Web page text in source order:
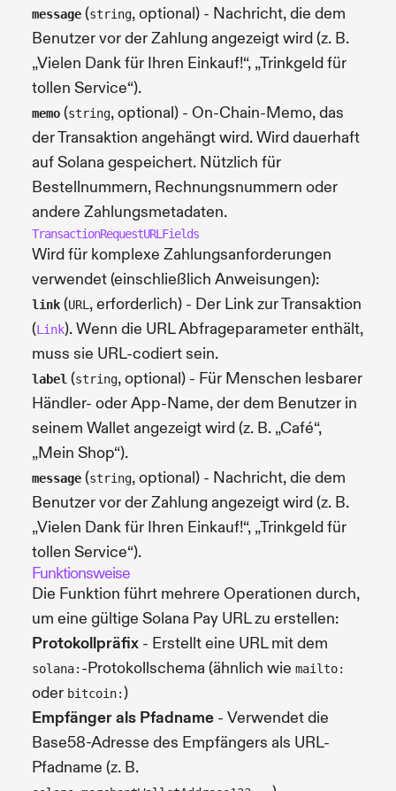
message (string, optional) - Nachricht, die dem
Benutzer vor der Zahlung angezeigt wird (z. B.
„Vielen Dank für Ihren Einkauf!“, „Trinkgeld für
tollen Service“).
memo (string, optional) - On-Chain-Memo, das
der Transaktion angehängt wird. Wird dauerhaft
auf Solana gespeichert. Nützlich für
Bestellnummern, Rechnungsnummern oder
andere Zahlungsmetadaten.
TransactionRequestURLFields
Wird für komplexe Zahlungsanforderungen
verwendet (einschließlich Anweisungen):
link (URL , erforderlich) - Der Link zur Transaktion
(Link). Wenn die URL Abfrageparameter enthält,
muss sie URL-codiert sein.
label (string, optional) - Für Menschen lesbarer
Händler- oder App-Name, der dem Benutzer in
seinem Wallet angezeigt wird (z. B. „Café“,
„Mein Shop“).
message (string, optional) - Nachricht, die dem
Benutzer vor der Zahlung angezeigt wird (z. B.
„Vielen Dank für Ihren Einkauf!“, „Trinkgeld für
tollen Service“).
Funktionsweise
Die Funktion führt mehrere Operationen durch,
um eine gültige Solana Pay URL zu erstellen:
Protokollpräfix - Erstellt eine URL mit dem
solana: -Protokollschema (ähnlich wie mailto:
oder bitcoin:)
Empfänger als Pfadname - Verwendet die
Base58-Adresse des Empfängers als URL-
Pfadname (z. B.